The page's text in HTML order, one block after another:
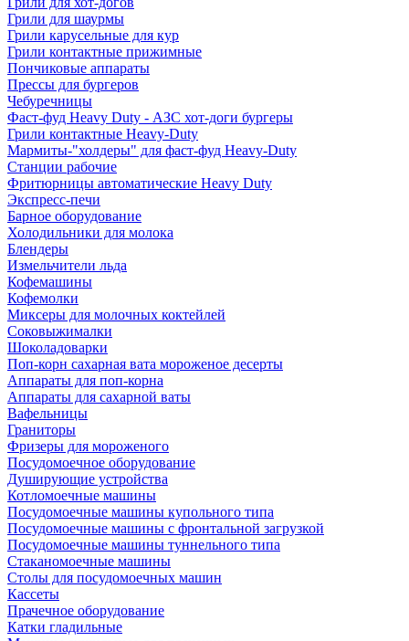
Грили для шаурмы
Грили карусельные для кур
Грили контактные прижимные
Пончиковые аппараты
Прессы для бургеров
Чебуречницы
Фаст-фуд Heavy Duty - АЗС хот-доги бургеры
Грили контактные Heavy-Duty
Мармиты-"холдеры" для фаст-фуд Heavy-Duty
Станции рабочие
Фритюрницы автоматические Heavy Duty
Экспресс-печи
Барное оборудование
Холодильники для молока
Блендеры
Измельчители льда
Кофемашины
Кофемолки
Миксеры для молочных коктейлей
Соковыжималки
Шоколадоварки
Поп-корн сахарная вата мороженое десерты
Аппараты для поп-корна
Аппараты для сахарной ваты
Вафельницы
Граниторы
Фризеры для мороженого
Посудомоечное оборудование
Душирующие устройства
Котломоечные машины
Посудомоечные машины купольного типа
Посудомоечные машины с фронтальной загрузкой
Посудомоечные машины туннельного типа
Стаканомоечные машины
Столы для посудомоечных машин
Кассеты
Прачечное оборудование
Катки гладильные